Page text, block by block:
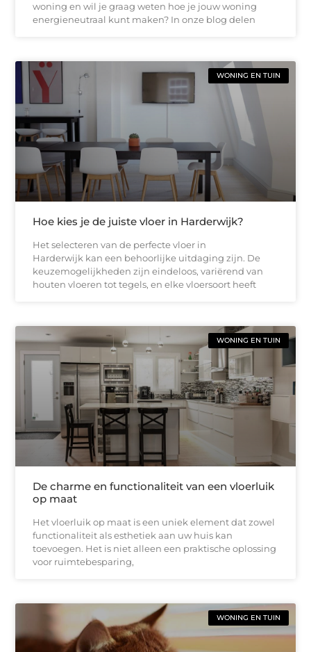
woning en wil je graag weten hoe je jouw woning
energieneutraal kunt maken? In onze blog delen
WONING EN TUIN
Hoe kies je de juiste vloer in Harderwijk?
Het selecteren van de perfecte vloer in
Harderwijk kan een behoorlijke uitdaging zijn. De
keuzemogelijkheden zijn eindeloos, variërend van
houten vloeren tot tegels, en elke vloersoort heeft
WONING EN TUIN
De charme en functionaliteit van een vloerluik
op maat
Het vloerluik op maat is een uniek element dat zowel
functionaliteit als esthetiek aan uw huis kan
toevoegen. Het is niet alleen een praktische oplossing
voor ruimtebesparing,
WONING EN TUIN